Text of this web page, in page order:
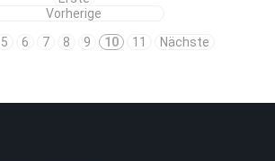
Vorherige
5 6 7 8 9 10 11 Nächste